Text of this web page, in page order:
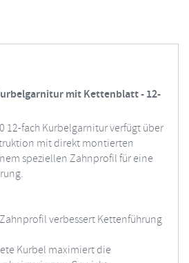
mit Kettenblatt - 12-
12-fach Kurbelgarnitur verfügt über
mit direkt montierten
speziellen Zahnprofil für eine
verbessert Kettenführung
Kurbel maximiert die